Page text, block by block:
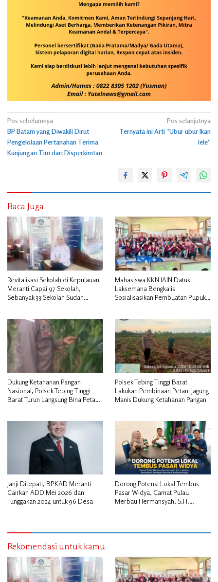
Navigasi
pos
Pos sebelumnya
BP Batam yang Diwakili Dirut
Pengelolaan Pertanahan Terima
Kunjungan Tim dari Disperkimtan
Pos selanjutnya
Ternyata ini Arti “Ubur ubur Ikan
lele”
Baca Juga
Revitalisasi Sekolah di Kepulauan
Meranti Capai 97 Sekolah,
Sebanyak 33 Sekolah Sudah
Mahasiswa KKN IAIN Datuk
Laksemana Bengkalis
Sosialisasikan Pembuatan Pupuk
Dukung Ketahanan Pangan
Nasional, Polsek Tebing Tinggi
Barat Turun Langsung Bina Petani
Polsek Tebing Tinggi Barat
Lakukan Pembinaan Petani Jagung
Manis Dukung Ketahanan Pangan
Janji Ditepati, BPKAD Meranti
Cairkan ADD Mei 2026 dan
Tunggakan 2024 untuk 96 Desa
Dorong Potensi Lokal Tembus
Pasar Widya, Camat Pulau
Merbau Hermansyah, S.H.
Rekomendasi untuk kamu